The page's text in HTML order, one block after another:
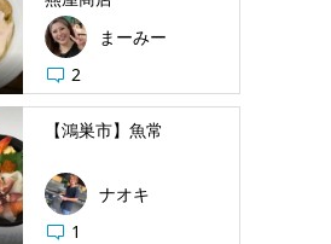
まーみー
2
【鴻巣市】魚常
ナオキ
1